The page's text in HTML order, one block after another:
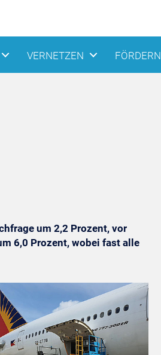
VERNETZEN FÖRDERN
um 2,2 Prozent, vor
6,0 Prozent, wobei fast alle